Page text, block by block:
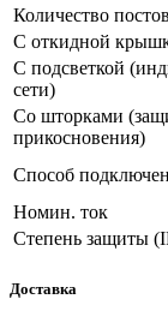
Количество
С откидной
С подсветкой
сети)
Со шторками
прикосновения)
Способ
Номин. ток
Степень защиты
Доставка